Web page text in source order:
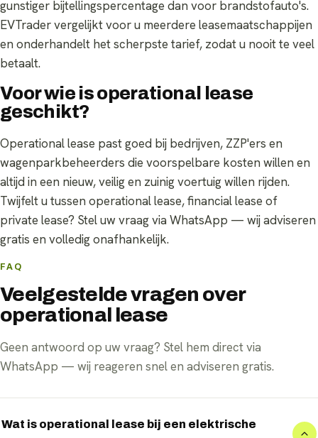
gunstiger bijtellingspercentage dan voor brandstofauto's.
EVTrader vergelijkt voor u meerdere leasemaatschappijen
en onderhandelt het scherpste tarief, zodat u nooit te veel
betaalt.
Voor wie is operational lease
geschikt?
Operational lease past goed bij bedrijven, ZZP'ers en
wagenparkbeheerders die voorspelbare kosten willen en
altijd in een nieuw, veilig en zuinig voertuig willen rijden.
Twijfelt u tussen operational lease, financial lease of
private lease? Stel uw vraag via WhatsApp — wij adviseren
gratis en volledig onafhankelijk.
FAQ
Veelgestelde vragen over
operational lease
Geen antwoord op uw vraag? Stel hem direct via
WhatsApp — wij reageren snel en adviseren gratis.
Wat is operational lease bij een elektrische